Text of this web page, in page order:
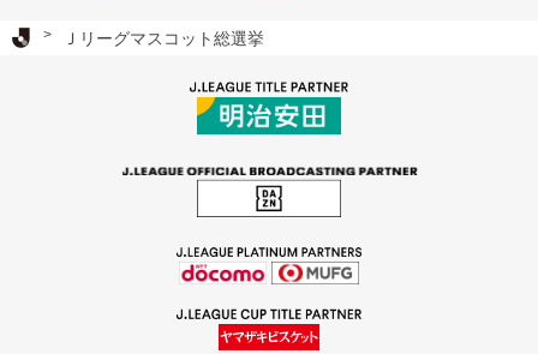
Ｊリーグ TOP
Ｊリーグマスコット総選挙